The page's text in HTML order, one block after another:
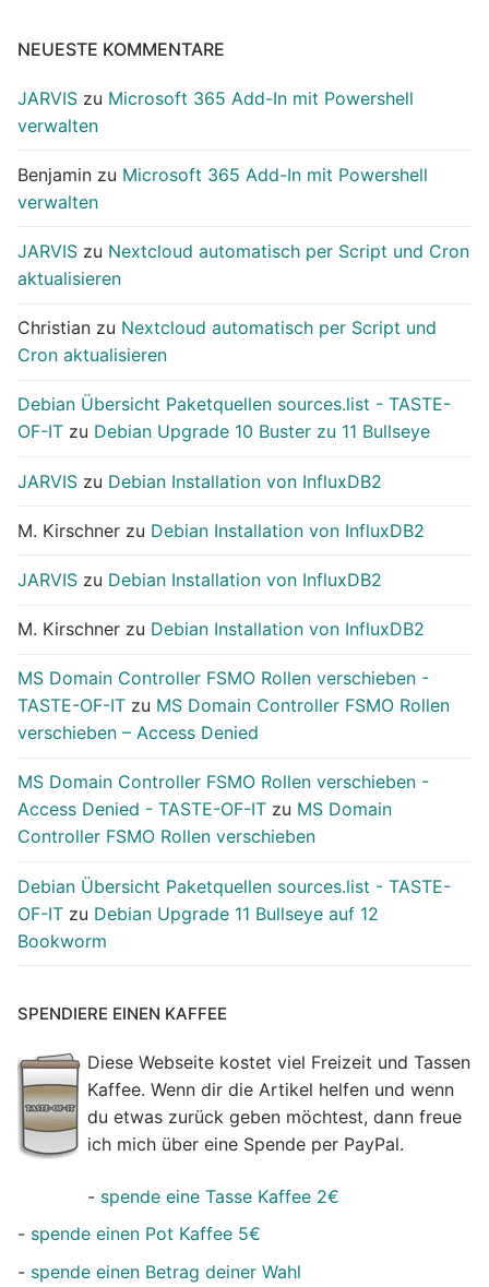
NEUESTE KOMMENTARE
JARVIS zu Microsoft 365 Add-In mit Powershell
verwalten
Benjamin zu Microsoft 365 Add-In mit Powershell
verwalten
JARVIS zu Nextcloud automatisch per Script und Cron
aktualisieren
Christian zu Nextcloud automatisch per Script und
Cron aktualisieren
Debian Übersicht Paketquellen sources.list - TASTE-
OF-IT zu Debian Upgrade 10 Buster zu 11 Bullseye
JARVIS zu Debian Installation von InfluxDB2
M. Kirschner zu Debian Installation von InfluxDB2
JARVIS zu Debian Installation von InfluxDB2
M. Kirschner zu Debian Installation von InfluxDB2
MS Domain Controller FSMO Rollen verschieben -
TASTE-OF-IT zu MS Domain Controller FSMO Rollen
verschieben – Access Denied
MS Domain Controller FSMO Rollen verschieben -
Access Denied - TASTE-OF-IT zu MS Domain
Controller FSMO Rollen verschieben
Debian Übersicht Paketquellen sources.list - TASTE-
OF-IT zu Debian Upgrade 11 Bullseye auf 12
Bookworm
SPENDIERE EINEN KAFFEE
Diese Webseite kostet viel Freizeit und Tassen
Kaffee. Wenn dir die Artikel helfen und wenn
du etwas zurück geben möchtest, dann freue
ich mich über eine Spende per PayPal.
- spende eine Tasse Kaffee 2€
- spende einen Pot Kaffee 5€
- spende einen Betrag deiner Wahl